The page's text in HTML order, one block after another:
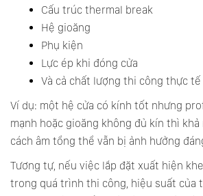
Cấu trúc thermal break
Hệ gioăng
Phụ kiện
Lực ép khi đóng cửa
Và cả chất lượng thi công thực tế
Ví dụ: một hệ cửa có kính tốt nhưng
mạnh hoặc gioăng không đủ kín thì
cách âm tổng thể vẫn bị ảnh hưởng
Tương tự, nếu việc lắp đặt xuất hiện
trong quá trình thi công, hiệu suất của